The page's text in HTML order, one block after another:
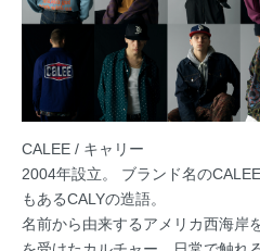
CALEE / キャリー
2004年設立。 ブランド名の
もあるCALYの造語。
名前から由来するアメリカ西海岸